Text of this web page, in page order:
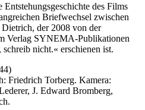
des Films
Briefwechsel zwischen
der 2008 von der
Verlag SYNEMA-Publikationen
nicht.« erschienen ist.
Friedrich Torberg. Kamera:
J. Edward Bromberg,